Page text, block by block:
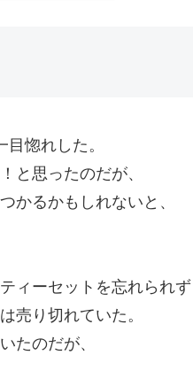
惚れした。
と思ったのだが、
かるかもしれないと、
ィーセットを忘れられず
売り切れていた。
たのだが、